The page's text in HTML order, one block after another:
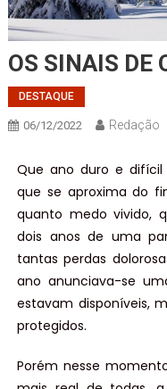
OS SINAIS DE
DESTAQUE
06/12/2022 Redação
Que ano duro e difícil
que se aproxima do
quanto medo vivido,
dois anos de uma
tantas perdas
ano anunciava-se
estavam disponíveis,
protegidos.
Porém nesse